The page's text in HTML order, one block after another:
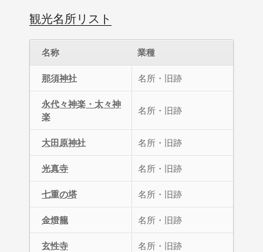
観光名所リスト
名称 業種
那須神社 名所・旧跡
永代々神楽・太々神
楽
名所・旧跡
大田原神社 名所・旧跡
光真寺 名所・旧跡
七重の塔 名所・旧跡
金燈籠 名所・旧跡
玄性寺 名所・旧跡